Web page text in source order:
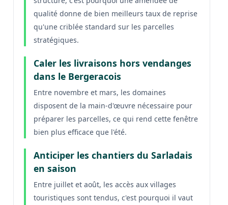
qualité donne de bien meilleurs taux de reprise
qu'une criblée standard sur les parcelles
stratégiques.
Caler les livraisons hors vendanges
dans le Bergeracois
Entre novembre et mars, les domaines
disposent de la main-d'œuvre nécessaire pour
préparer les parcelles, ce qui rend cette fenêtre
bien plus efficace que l'été.
Anticiper les chantiers du Sarladais
en saison
Entre juillet et août, les accès aux villages
touristiques sont tendus, c'est pourquoi il vaut